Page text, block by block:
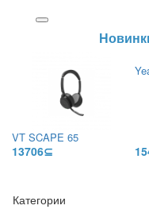
VT SCAPE 65
13706⊆
Категории